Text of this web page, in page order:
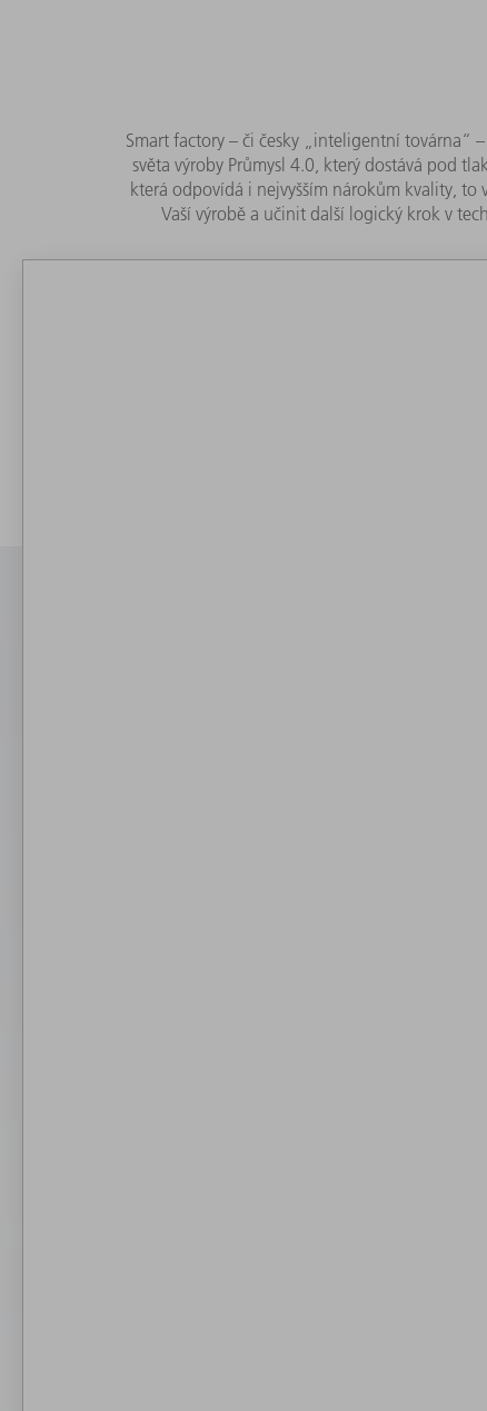
Smart factory – či česky „inteligentní továrna“
světa výroby Průmysl 4.0, který dostává pod
která odpovídá i nejvyšším nárokům kvality,
Vaší výrobě a učinit další logický krok v